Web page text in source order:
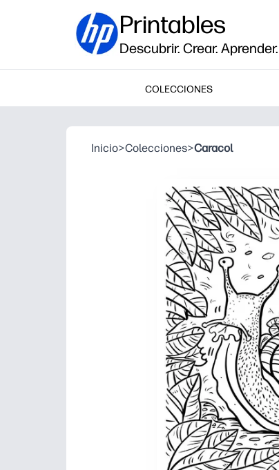
Printables
Descubrir. Crear. Aprender.
COLECCIONES
Inicio>Colecciones>Caracol